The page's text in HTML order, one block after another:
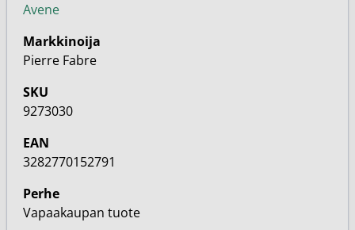
Avene
Markkinoija
Pierre Fabre
SKU
9273030
EAN
3282770152791
Perhe
Vapaakaupan tuote